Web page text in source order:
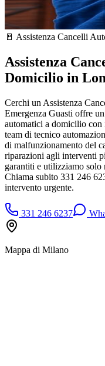
🚪 Assistenza Cancelli
Assistenza
Domicilio in
Cerchi un Assistenza
Emergenza Guasti offre
automatici a domicilio
team di tecnico
di malfunzionamento del
riparazioni agli interventi
garantiti e utilizziamo
Chiama subito 331 246
intervento urgente.
331 246 6237
Mappa di Milano